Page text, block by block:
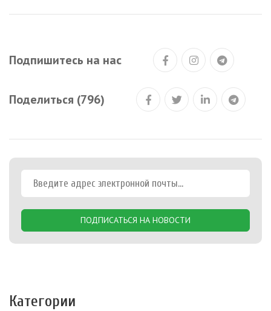
Подпишитесь на нас
Поделиться (796)
ПОДПИСАТЬСЯ НА НОВОСТИ
Категории